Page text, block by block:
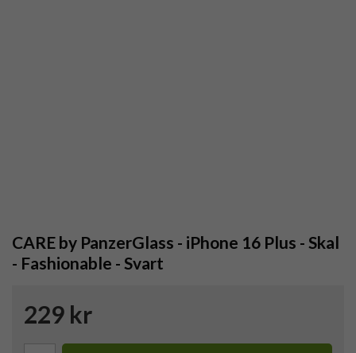
CARE by PanzerGlass - iPhone 16 Plus - Skal
- Fashionable - Svart
229 kr